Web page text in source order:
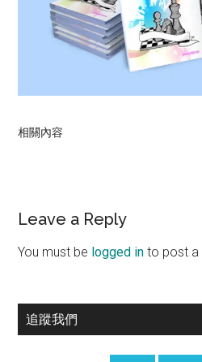
相關內容
Reader
Interactions
Leave a Reply
You must be logged in to post a
Primary
追蹤我們